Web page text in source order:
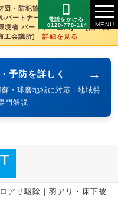
団・防犯協会・スポーツ協会×3県
パートナー] ・ [SDGs登録] 熊本
境省 パートナー企業] ・ [熊本西
工会議所] 詳細を見る
→
予防を詳しく
・球磨地域に対応 | 地域特
門解説
電話をかける
0120-778-114
アリ駆除｜羽アリ・床下被